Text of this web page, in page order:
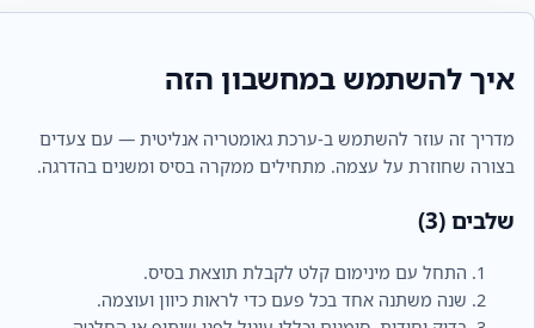
איך להשתמש במחשבון הזה
מדריך זה עוזר להשתמש ב-ערכת גאומטריה אנליטית — עם צעדים
בצורה שחוזרת על עצמה. מתחילים ממקרה בסיס ומשנים בהדרגה.
שלבים (3)
התחל עם מינימום קלט לקבלת תוצאת בסיס.
שנה משתנה אחד בכל פעם כדי לראות כיוון ועוצמה.